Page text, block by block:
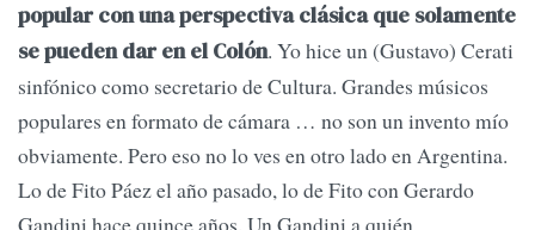
popular con una perspectiva clásica que solamente
se pueden dar en el Colón. Yo hice un (Gustavo) Cerati
sinfónico como secretario de Cultura. Grandes músicos
populares en formato de cámara … no son un invento mío
obviamente. Pero eso no lo ves en otro lado en Argentina.
Lo de Fito Páez el año pasado, lo de Fito con Gerardo